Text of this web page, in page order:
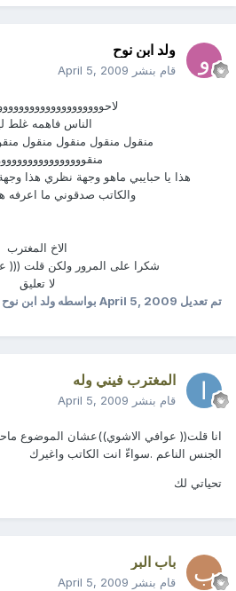
ولد ابن نوح
قام بنشر April 5, 2009
الناس فاهمه غلط
منقول منقول منقول منقول
هذا يا حبايبي ماهو وجهة نظري هذا
والكاتب صدقوني ما اعرفه
الاخ المغترب
شكرا على المرور ولكن قلت (((
لا تعليق
تم تعديل April 5, 2009بواسطه ولد ابن نوح
المغترب فيني وله
قام بنشر April 5, 2009
انا قلت(( عوافي الاشوي))عشان الموضوع
الجنس الناعم .سواءّ انت الكاتب واغيرك
تحياتي لك
باب البر
قام بنشر April 5, 2009